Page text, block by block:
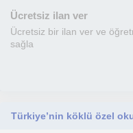
Ücretsiz ilan ver
Ücretsiz bir ilan ver ve
sağla